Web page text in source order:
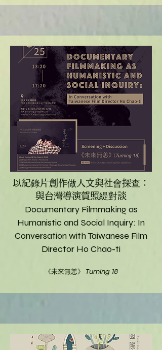
以紀錄片創作做人文與社會探查：
與台灣導演賀照緹對談
Documentary Filmmaking as
Humanistic and Social Inquiry: In
Conversation with Taiwanese Film
Director Ho Chao-ti
《未來無恙》 Turning 18